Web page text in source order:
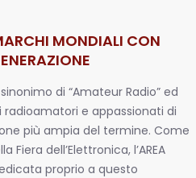
MONDIALI CON
di “Amateur Radio” ed
e appassionati di
più ampia del termine. Come
Fiera dell’Elettronica, l’AREA
proprio a questo